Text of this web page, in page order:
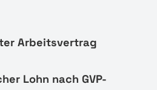
Arbeitsvertrag
Lohn nach GVP-